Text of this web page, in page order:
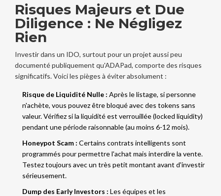
Risques Majeurs et Due
Diligence : Ne Négligez
Rien
Investir dans un IDO, surtout pour un projet aussi peu
documenté publiquement qu'ADAPad, comporte des risques
significatifs. Voici les pièges à éviter absolument :
Risque de Liquidité Nulle : Après le listage, si personne
n'achète, vous pouvez être bloqué avec des tokens sans
valeur. Vérifiez si la liquidité est verrouillée (locked liquidity)
pendant une période raisonnable (au moins 6-12 mois).
Honeypot Scam : Certains contrats intelligents sont
programmés pour permettre l'achat mais interdire la vente.
Testez toujours avec un très petit montant avant d'investir
sérieusement.
Dump des Early Investors : Les équipes et les